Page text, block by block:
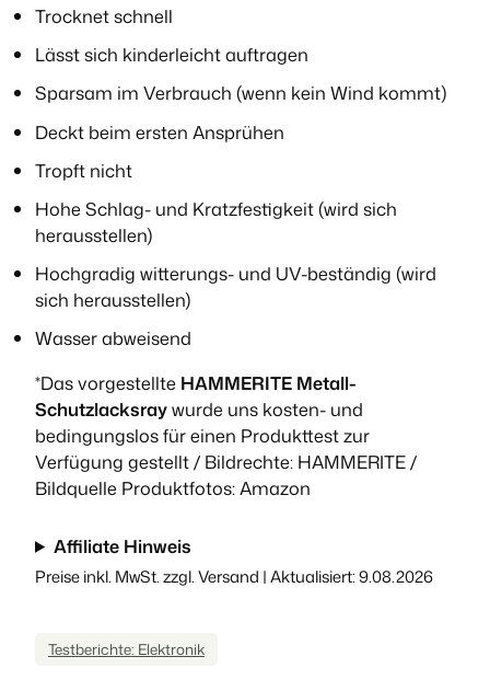
Trocknet schnell
Lässt sich kinderleicht auftragen
Sparsam im Verbrauch (wenn kein Wind kommt)
Deckt beim ersten Ansprühen
Tropft nicht
Hohe Schlag- und Kratzfestigkeit (wird sich
herausstellen)
Hochgradig witterungs- und UV-beständig (wird
sich herausstellen)
Wasser abweisend
*Das vorgestellte HAMMERITE Metall-
Schutzlacksraywurde uns kosten- und
bedingungslos für einen Produkttest zur
Verfügung gestellt / Bildrechte: HAMMERITE /
Bildquelle Produktfotos: Amazon
Affiliate Hinweis
Preise inkl. MwSt. zzgl. Versand | Aktualisiert: 9.08.2026
Testberichte: Elektronik